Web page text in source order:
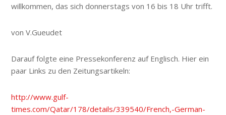
willkommen, das sich donnerstags von 16 bis 18 Uhr trifft.
von V.Gueudet
Darauf folgte eine Pressekonferenz auf Englisch. Hier ein
paar Links zu den Zeitungsartikeln:
http://www.gulf-
times.com/Qatar/178/details/339540/French,-German-